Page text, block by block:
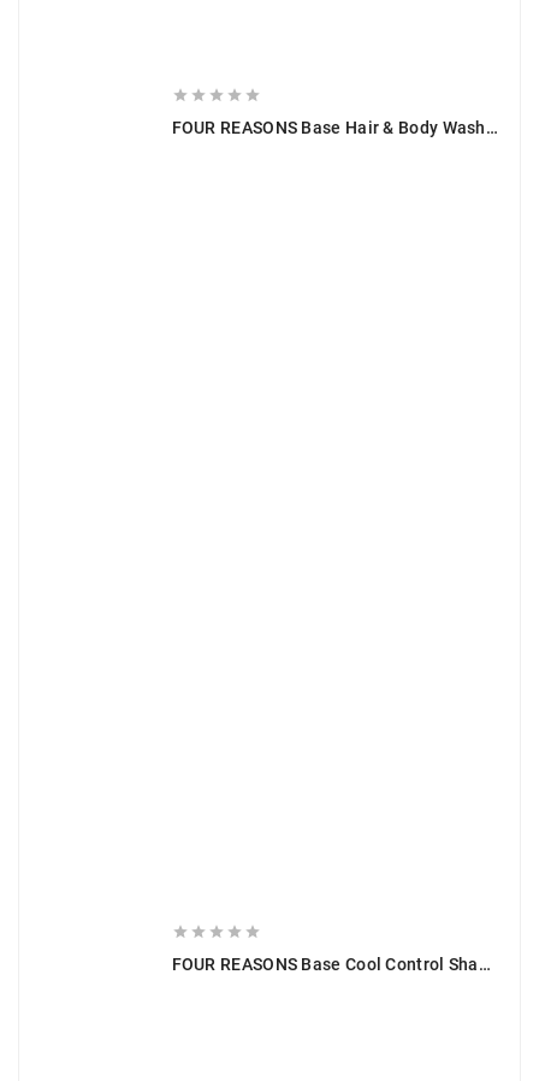
    
FOUR REASONS Base Hair & Body Wash 250 Ml
    
FOUR REASONS Base Cool Control Shampoo 300 Ml